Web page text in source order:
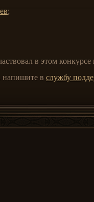
;
в этом
напишите в службу